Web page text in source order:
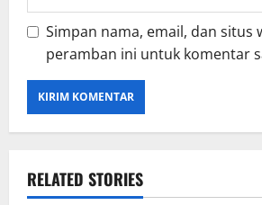
Simpan nama, email, dan situs
peramban ini untuk komentar
RELATED STORIES